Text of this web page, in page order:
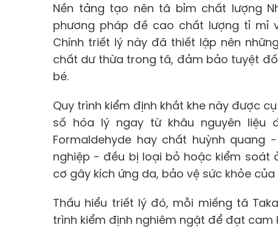
Nền tảng tạo nên tã bỉm chất lượng
phương pháp đề cao chất lượng tỉ mỉ
Chính triết lý này đã thiết lập nên
chất dư thừa trong tã, đảm bảo tuyệt
bé.
Quy trình kiểm định khắt khe này được
số hóa lý ngay từ khâu nguyên liệu
Formaldehyde hay chất huỳnh
nghiệp - đều bị loại bỏ hoặc kiểm soát
cơ gây kích ứng da, bảo vệ sức khỏe
Thấu hiểu triết lý đó, mỗi miếng tã
trình kiểm định nghiêm ngặt để đạt cam